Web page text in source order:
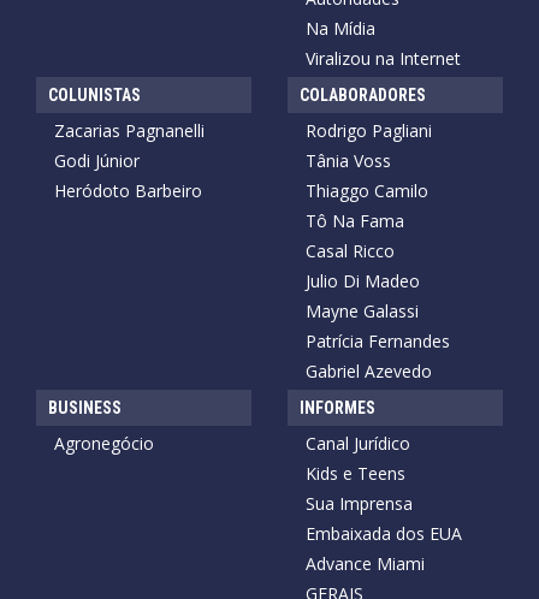
Na Mídia
Viralizou na Internet
COLUNISTAS
Zacarias Pagnanelli
Godi Júnior
Heródoto Barbeiro
COLABORADORES
Rodrigo Pagliani
Tânia Voss
Thiaggo Camilo
Tô Na Fama
Casal Ricco
Julio Di Madeo
Mayne Galassi
Patrícia Fernandes
Gabriel Azevedo
BUSINESS
Agronegócio
INFORMES
Canal Jurídico
Kids e Teens
Sua Imprensa
Embaixada dos EUA
Advance Miami
GERAIS